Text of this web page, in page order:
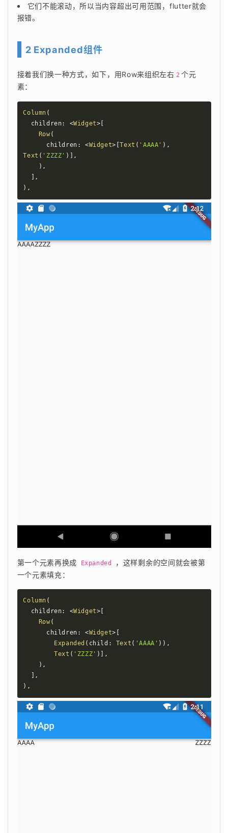
它们不能滚动，所以当内容超出可用范围，flutter就会
报错。
2 Expanded组件
接着我们换一种方式，如下，用Row来组织左右 2 个元
素：
Column (
  children
: <Widget> [
Row (
      children
: <Widget> [Text ( 'AAAA' ) ,
Text ( 'ZZZZ' ) ] ,
) ,
] ,
) ,
第一个元素再换成 Expanded
，这样剩余的空间就会被第
一个元素填充：
Column (
  children
: <Widget>
Row (
      children
: <Widget>
Expanded ( child : Text ( 'AAAA' ) ) ,
Text ( 'ZZZZ' )
,
) ,
,
) ,